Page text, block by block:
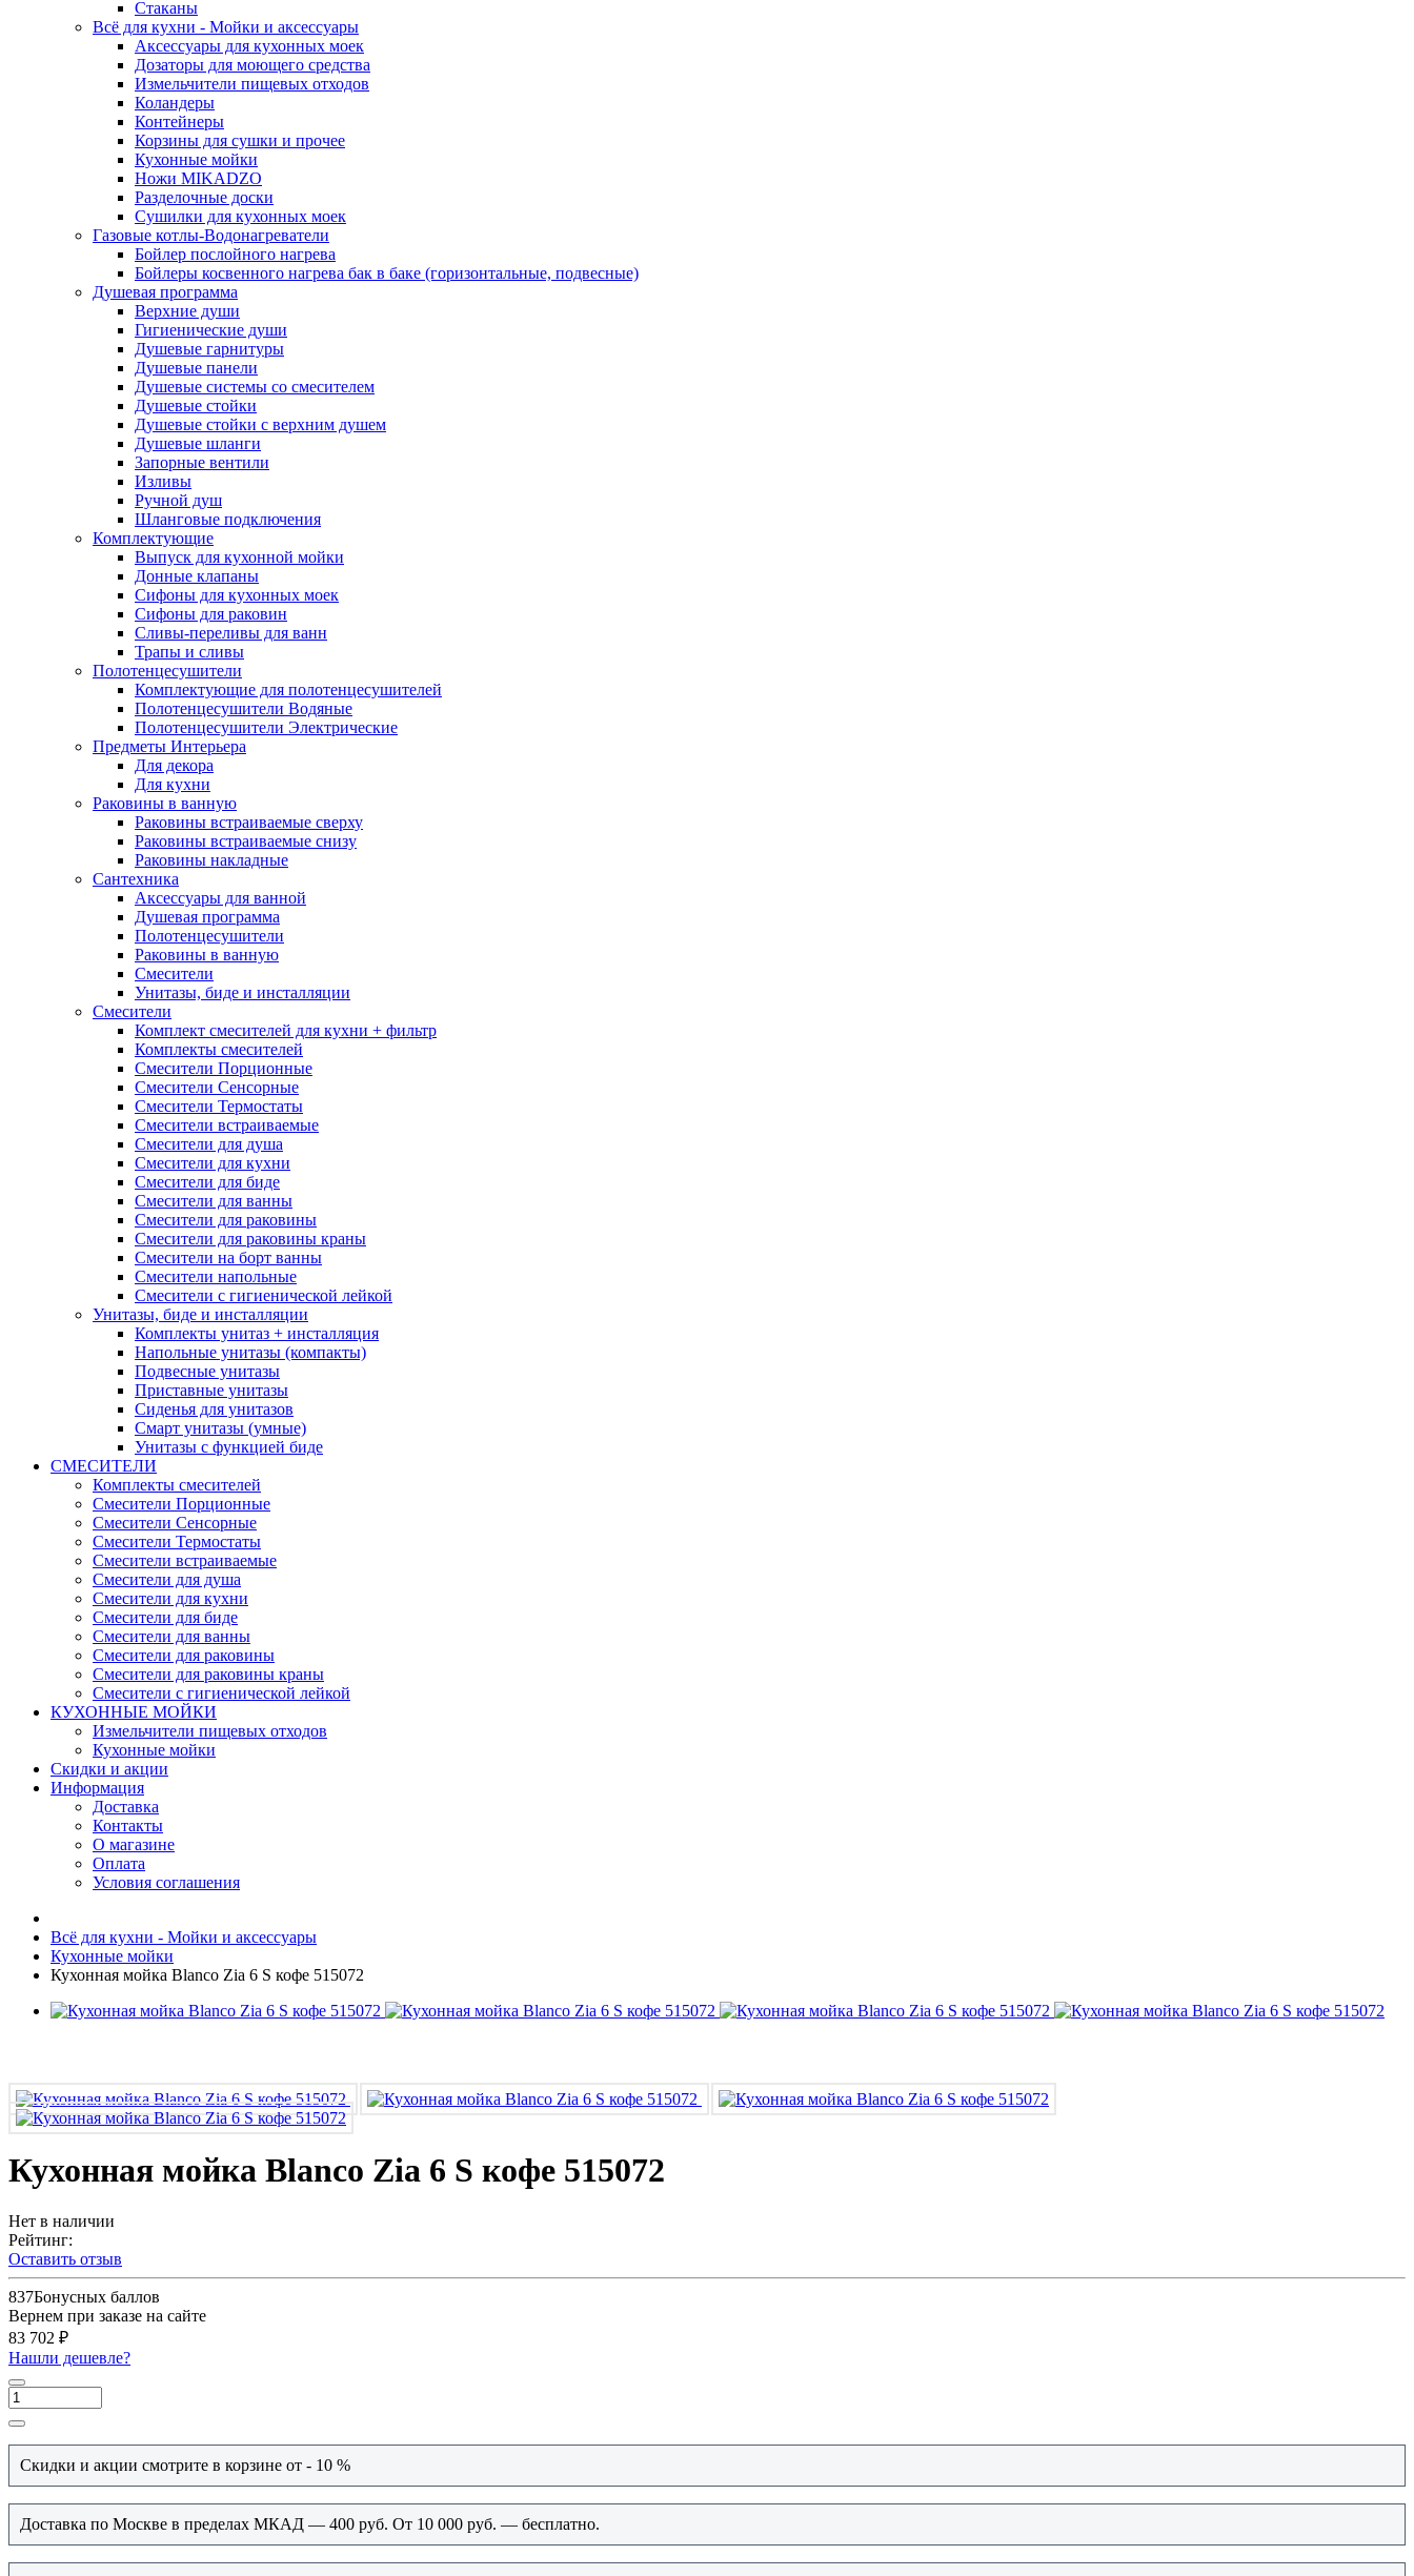
Стаканы
Всё для кухни - Мойки и аксессуары
Аксессуары для кухонных моек
Дозаторы для моющего средства
Измельчители пищевых отходов
Коландеры
Контейнеры
Корзины для сушки и прочее
Кухонные мойки
Ножи MIKADZO
Разделочные доски
Сушилки для кухонных моек
Газовые котлы-Водонагреватели
Бойлер послойного нагрева
Бойлеры косвенного нагрева бак в баке (горизонтальные, подвесные)
Душевая программа
Верхние души
Гигиенические души
Душевые гарнитуры
Душевые панели
Душевые системы со смесителем
Душевые стойки
Душевые стойки с верхним душем
Душевые шланги
Запорные вентили
Изливы
Ручной душ
Шланговые подключения
Комплектующие
Выпуск для кухонной мойки
Донные клапаны
Сифоны для кухонных моек
Сифоны для раковин
Сливы-переливы для ванн
Трапы и сливы
Полотенцесушители
Комплектующие для полотенцесушителей
Полотенцесушители Водяные
Полотенцесушители Электрические
Предметы Интерьера
Для декора
Для кухни
Раковины в ванную
Раковины встраиваемые сверху
Раковины встраиваемые снизу
Раковины накладные
Сантехника
Аксессуары для ванной
Душевая программа
Полотенцесушители
Раковины в ванную
Смесители
Унитазы, биде и инсталляции
Смесители
Комплект смесителей для кухни + фильтр
Комплекты смесителей
Смесители Порционные
Смесители Сенсорные
Смесители Термостаты
Смесители встраиваемые
Смесители для душа
Смесители для кухни
Смесители для биде
Смесители для ванны
Смесители для раковины
Смесители для раковины краны
Смесители на борт ванны
Смесители напольные
Смесители с гигиенической лейкой
Унитазы, биде и инсталляции
Комплекты унитаз + инсталляция
Напольные унитазы (компакты)
Подвесные унитазы
Приставные унитазы
Сиденья для унитазов
Смарт унитазы (умные)
Унитазы с функцией биде
СМЕСИТЕЛИ
Комплекты смесителей
Смесители Порционные
Смесители Сенсорные
Смесители Термостаты
Смесители встраиваемые
Смесители для душа
Смесители для кухни
Смесители для биде
Смесители для ванны
Смесители для раковины
Смесители для раковины краны
Смесители с гигиенической лейкой
КУХОННЫЕ МОЙКИ
Измельчители пищевых отходов
Кухонные мойки
Скидки и акции
Информация
Доставка
Контакты
О магазине
Оплата
Условия соглашения
Всё для кухни - Мойки и аксессуары
Кухонные мойки
Кухонная мойка Blanco Zia 6 S кофе 515072
Кухонная мойка Blanco Zia 6 S кофе 515072
Нет в наличии
Рейтинг:
Оставить отзыв
837Бонусных баллов
Вернем при заказе на сайте
83 702 ₽
Нашли дешевле?
Скидки и акции смотрите в корзине от - 10 %
Доставка по Москве в пределах МКАД — 400 руб. От 10 000 руб. — бесплатно.